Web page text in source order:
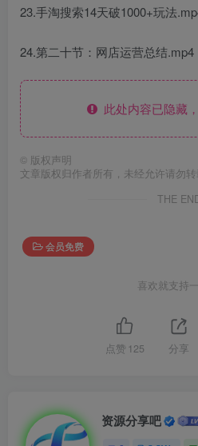
23.手淘搜索14天破1000+玩法
24.第二十节：网店运营总结.mp4
此处内容已隐藏
© 版权声明
文章版权归作者所有，未经允许请勿转
THE
会员免费
喜欢就支持
点赞 125 分享
资源分享吧